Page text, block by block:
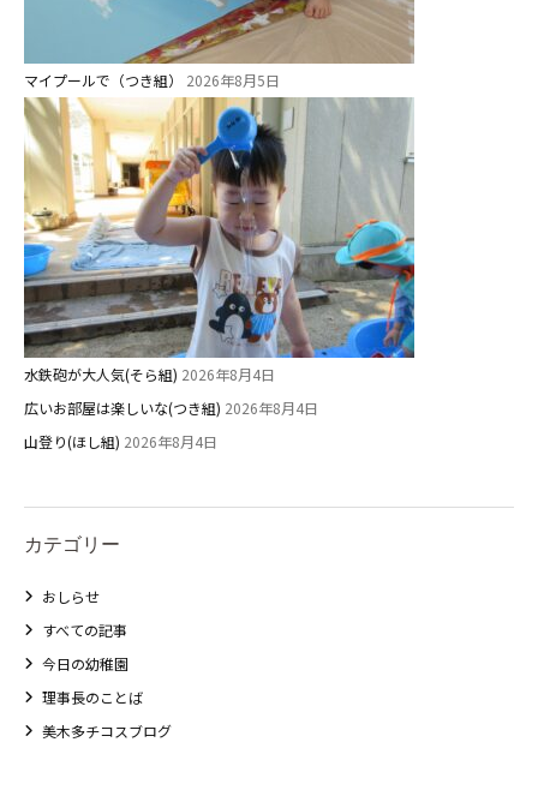
マイプールで（つき組） 2026年8月5日
水鉄砲が大人気(そら組) 2026年8月4日
広いお部屋は楽しいな(つき組) 2026年8月4日
山登り(ほし組) 2026年8月4日
カテゴリー
おしらせ
すべての記事
今日の幼稚園
理事長のことば
美木多チコスブログ